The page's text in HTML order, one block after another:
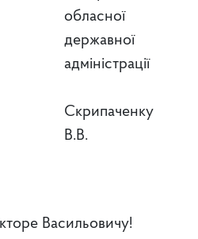
обласної
державної
адміністрації
Скрипаченку
В.В.
Васильовичу!